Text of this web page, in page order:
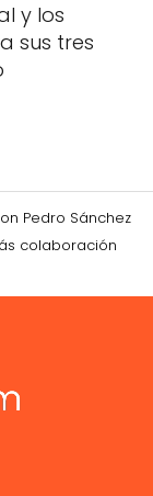
y los
sus tres
Pedro Sánchez
colaboración